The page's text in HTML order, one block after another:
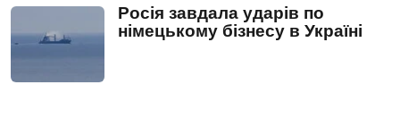
Росія завдала ударів по
німецькому бізнесу в Україні